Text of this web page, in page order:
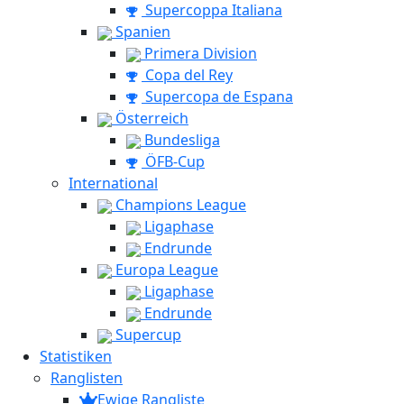
Supercoppa Italiana
Spanien
Primera Division
Copa del Rey
Supercopa de Espana
Österreich
Bundesliga
ÖFB-Cup
International
Champions League
Ligaphase
Endrunde
Europa League
Ligaphase
Endrunde
Supercup
Statistiken
Ranglisten
Ewige Rangliste